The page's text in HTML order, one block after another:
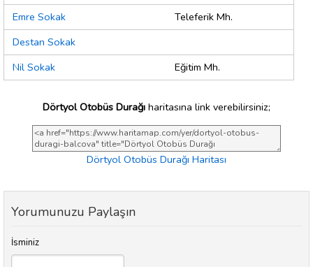
Emre Sokak
Teleferik Mh.
Destan Sokak
Nil Sokak
Eğitim Mh.
Dörtyol Otobüs Durağı haritasına link verebilirsiniz;
Dörtyol Otobüs Durağı Haritası
Yorumunuzu Paylaşın
İsminiz